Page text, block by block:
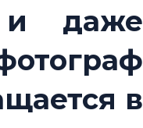
и даже
в